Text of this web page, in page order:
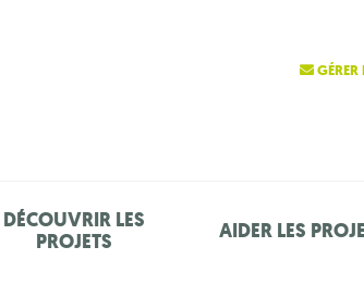
DÉCOUVRIR LES
PROJETS
AIDER LES